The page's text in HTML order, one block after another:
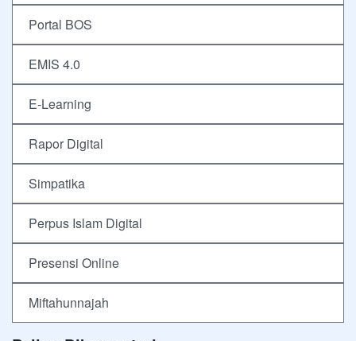
Portal BOS
EMIS 4.0
E-Learning
Rapor Digital
Simpatika
Perpus Islam Digital
Presensi Online
Miftahunnajah